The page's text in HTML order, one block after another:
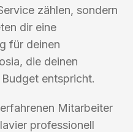
zählen, sondern
dir eine
für deinen
die deinen
entspricht.
Mitarbeiter
professionell